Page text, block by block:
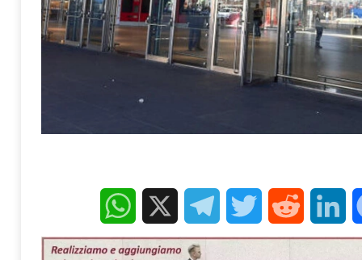
WhatsApp
X TelegramTwitterReddit